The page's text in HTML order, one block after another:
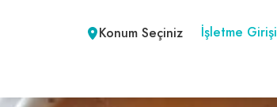
Konum Seçiniz İşletme Girişi